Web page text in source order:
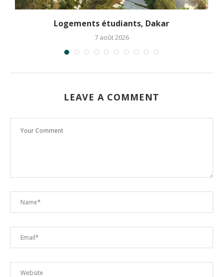
Logements étudiants, Dakar
7 août 2026
LEAVE A COMMENT